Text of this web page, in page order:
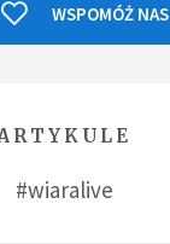
WSPOMÓŻ NAS
#wiaralive